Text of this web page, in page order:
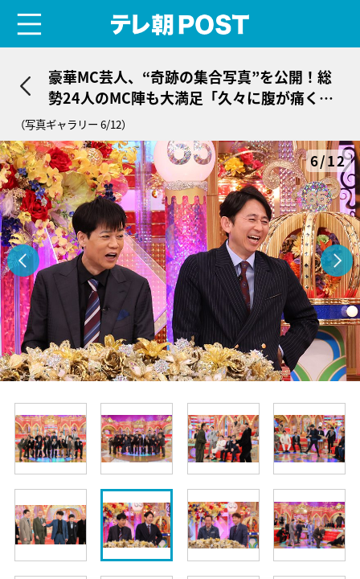
豪華MC芸人、“奇跡の集合写真”を公開！総
勢24人のMC陣も大満足「久々に腹が痛くな
りました」
（写真ギャラリー 6/12）
6/12